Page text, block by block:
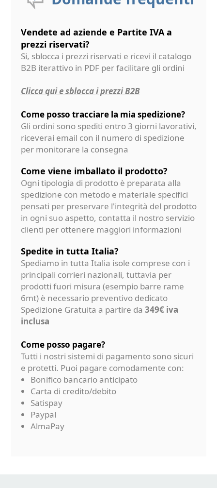
Vendete ad aziende e Partite IVA a
prezzi riservati?
Si, sblocca i prezzi riservati e ricevi il catalogo
B2B iterattivo in PDF per facilitare gli ordini
Clicca qui e sblocca i prezzi B2B
Come posso tracciare la mia spedizione?
Gli ordini sono spediti entro 3 giorni lavorativi,
riceverai email con il numero di spedizione
per monitorare la consegna
Come viene imballato il prodotto?
Ogni tipologia di prodotto è preparata alla
spedizione con metodo e materiale specifici
pensati per preservare l'integrità del prodotto
in ogni suo aspetto, contatta il nostro servizio
clienti per ottenere maggiori informazioni
Spedite in tutta Italia?
Spediamo in tutta Italia isole comprese con i
principali corrieri nazionali, tuttavia per
prodotti fuori misura (esempio barre rame
6mt) è necessario preventivo dedicato
Spedizione Gratuita a partire da 349€ iva
inclusa
Come posso pagare?
Tutti i nostri sistemi di pagamento sono sicuri
e protetti. Puoi pagare comodamente con:
Bonifico bancario anticipato
Carta di credito/debito
Satispay
Paypal
AlmaPay